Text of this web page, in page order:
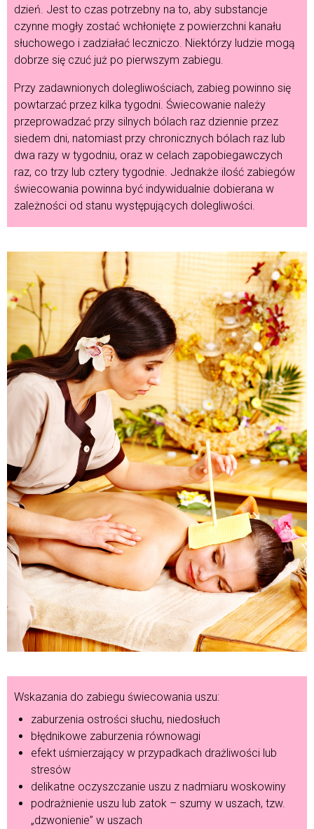
dzień. Jest to czas potrzebny na to, aby substancje
czynne mogły zostać wchłonięte z powierzchni kanału
słuchowego i zadziałać leczniczo. Niektórzy ludzie mogą
dobrze się czuć już po pierwszym zabiegu.
Przy zadawnionych dolegliwościach, zabieg powinno się
powtarzać przez kilka tygodni. Świecowanie należy
przeprowadzać przy silnych bólach raz dziennie przez
siedem dni, natomiast przy chronicznych bólach raz lub
dwa razy w tygodniu, oraz w celach zapobiegawczych
raz, co trzy lub cztery tygodnie. Jednakże ilość zabiegów
świecowania powinna być indywidualnie dobierana w
zależności od stanu występujących dolegliwości.
Wskazania do zabiegu świecowania uszu:
zaburzenia ostrości słuchu, niedosłuch
błędnikowe zaburzenia równowagi
efekt uśmierzający w przypadkach drażliwości lub
stresów
delikatne oczyszczanie uszu z nadmiaru woskowiny
podrażnienie uszu lub zatok – szumy w uszach, tzw.
„dzwonienie” w uszach